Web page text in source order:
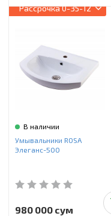
Рассрочка0-35-12
В наличии
Умывальники ROSA
Элеганс-500
980 000 сум